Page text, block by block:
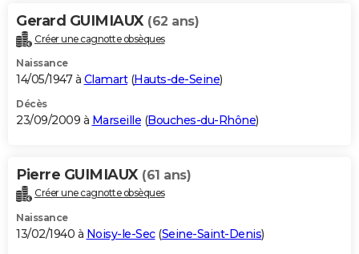
Gerard GUIMIAUX (62 ans)
Créer une cagnotte obsèques
Naissance
14/05/1947 à Clamart(Hauts-de-Seine)
Décès
23/09/2009 à Marseille (Bouches-du-Rhône)
Pierre GUIMIAUX (61 ans)
Créer une cagnotte obsèques
Naissance
13/02/1940 à Noisy-le-Sec(Seine-Saint-Denis)